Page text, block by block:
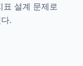
표 설계 문제로
.